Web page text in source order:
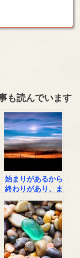
も読んでいます
始まりがあるから
終わりがあり、ま